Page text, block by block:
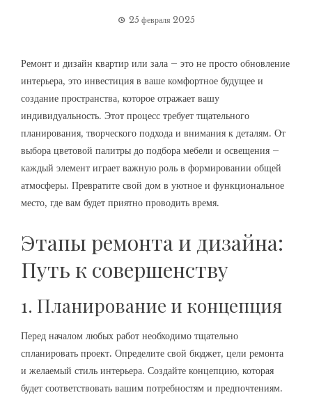
25 февраля 2025
Ремонт и дизайн квартир или зала – это не просто обновление
интерьера, это инвестиция в ваше комфортное будущее и
создание пространства, которое отражает вашу
индивидуальность. Этот процесс требует тщательного
планирования, творческого подхода и внимания к деталям. От
выбора цветовой палитры до подбора мебели и освещения –
каждый элемент играет важную роль в формировании общей
атмосферы. Превратите свой дом в уютное и функциональное
место, где вам будет приятно проводить время.
Этапы ремонта и дизайна:
Путь к совершенству
1. Планирование и концепция
Перед началом любых работ необходимо тщательно
спланировать проект. Определите свой бюджет, цели ремонта
и желаемый стиль интерьера. Создайте концепцию, которая
будет соответствовать вашим потребностям и предпочтениям.